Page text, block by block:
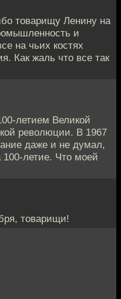
товарищу Ленину на
и
на чьих костях
Как жаль что все так
летием Великой
революции. В 1967
даже и не думал,
100-летие. Что моей
товарищи!